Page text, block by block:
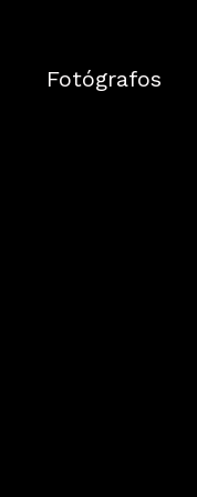
Fotógrafos